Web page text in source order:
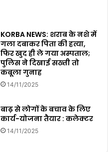
KORBA NEWS: शराब के नशे में
गला दबाकर पिता की हत्या,
फिर खुद ही ले गया अस्पताल;
पुलिस ने दिखाई सख्ती तो
कबूला गुनाह
14/11/2025
बाढ़ से लोगों के बचाव के लिए
कार्य-योजना तैयार : कलेक्टर
14/11/2025